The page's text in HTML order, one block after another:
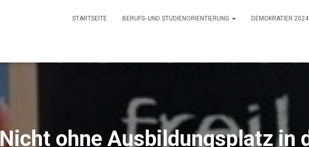
STARTSEITE BERUFS- UND STUDIENORIENTIERUNG DEMOKRATIER 2024
Nicht ohne Ausbildungsplatz in